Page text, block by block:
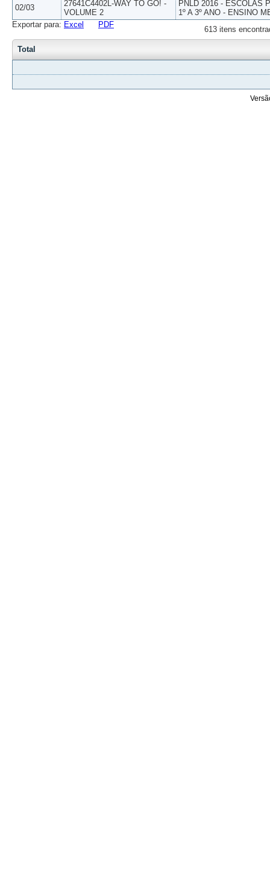
02/03
27641C4402L-WAY TO GO! -
VOLUME 2
PNLD 2016 - ESCOLAS
1º A 3º ANO - ENSINO
613 itens
Exportar para: Excel PDF
Total